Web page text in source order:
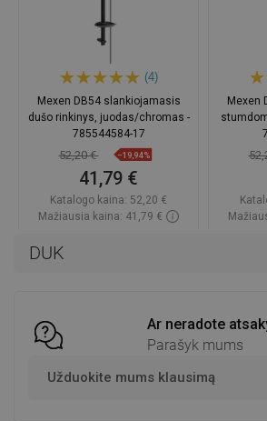
DUK
Ar neradote
Parašyk mums
Užduokite mums klausimą
(4)
Mexen DB54 slankiojamasis
dušo rinkinys, juodas/chromas -
785544584-17
52,20 € −19,94%
41,79 €
Katalogo kaina: 52,20 €
Mažiausia kaina: 41,79 €
Mexen